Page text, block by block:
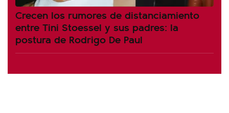
Crecen los rumores de distanciamiento
entre Tini Stoessel y sus padres: la
postura de Rodrigo De Paul